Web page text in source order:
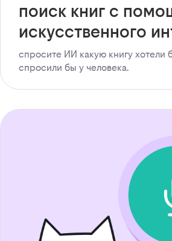
поиск книг с
искусственного
спросите ИИ какую книгу хотели
спросили бы у человека.